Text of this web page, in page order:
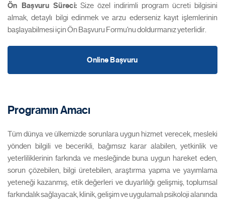
Ön Başvuru Süreci: Size özel indirimli program ücreti bilgisini
almak, detaylı bilgi edinmek ve arzu ederseniz kayıt işlemlerinin
başlayabilmesi için Ön Başvuru Formu'nu doldurmanız yeterlidir.
Online Başvuru
Programın Amacı
Tüm dünya ve ülkemizde sorunlara uygun hizmet verecek, mesleki
yönden bilgili ve becerikli, bağımsız karar alabilen, yetkinlik ve
yeterliliklerinin farkında ve mesleğinde buna uygun hareket eden,
sorun çözebilen, bilgi üretebilen, araştırma yapma ve yayımlama
yeteneği kazanmış, etik değerleri ve duyarlılığı gelişmiş, toplumsal
farkındalık sağlayacak, klinik, gelişim ve uygulamalı psikoloji alanında